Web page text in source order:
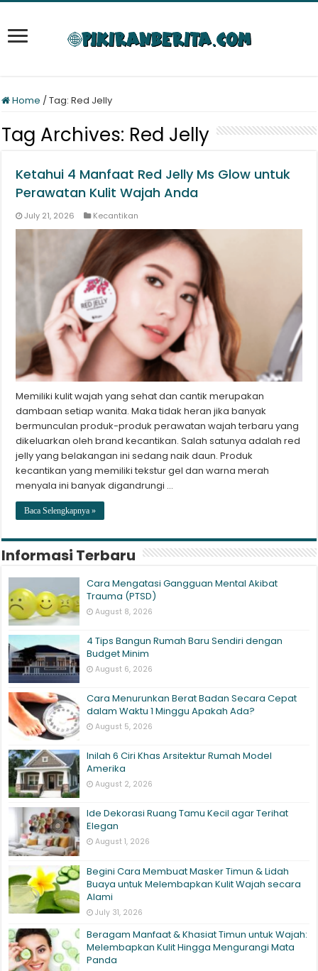
Home /Tag:Red Jelly
Tag Archives: Red Jelly
Ketahui 4 Manfaat Red Jelly Ms Glow untuk
Perawatan Kulit Wajah Anda
July 21, 2026 Kecantikan
Memiliki kulit wajah yang sehat dan cantik merupakan
dambaan setiap wanita. Maka tidak heran jika banyak
bermunculan produk-produk perawatan wajah terbaru yang
dikeluarkan oleh brand kecantikan. Salah satunya adalah red
jelly yang belakangan ini sedang naik daun. Produk
kecantikan yang memiliki tekstur gel dan warna merah
menyala ini banyak digandrungi …
Baca Selengkapnya »
Informasi Terbaru
Cara Mengatasi Gangguan Mental Akibat
Trauma (PTSD)
August 8, 2026
4 Tips Bangun Rumah Baru Sendiri dengan
Budget Minim
August 6, 2026
Cara Menurunkan Berat Badan Secara Cepat
dalam Waktu 1 Minggu Apakah Ada?
August 5, 2026
Inilah 6 Ciri Khas Arsitektur Rumah Model
Amerika
August 2, 2026
Ide Dekorasi Ruang Tamu Kecil agar Terihat
Elegan
August 1, 2026
Begini Cara Membuat Masker Timun & Lidah
Buaya untuk Melembapkan Kulit Wajah secara
Alami
July 31, 2026
Beragam Manfaat & Khasiat Timun untuk Wajah:
Melembapkan Kulit Hingga Mengurangi Mata
Panda